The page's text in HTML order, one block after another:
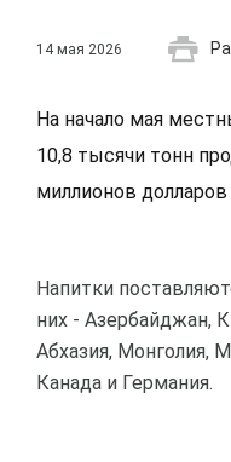
14 мая 2026
На начало мая
10,8 тысячи тонн
миллионов
Напитки
них - Азербайджан,
Абхазия, Монголия,
Канада и Германия.